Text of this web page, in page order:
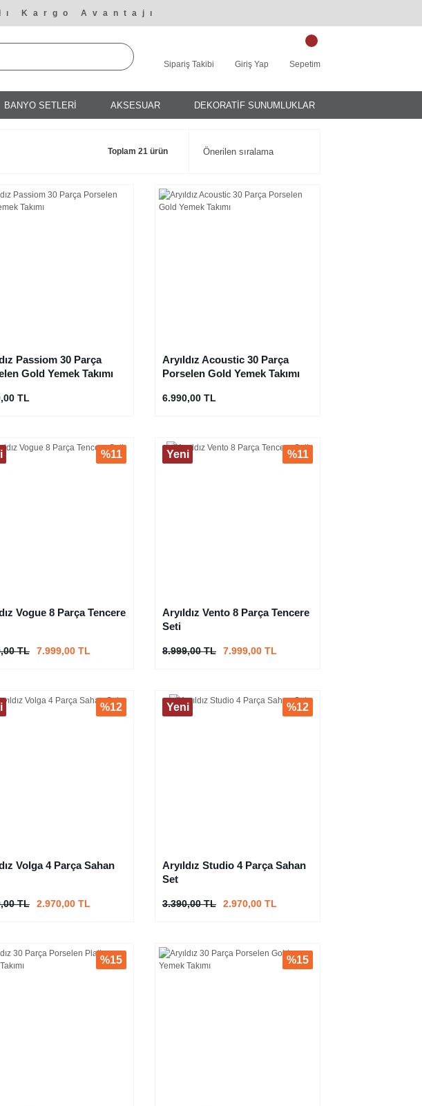
Kargo Avantajı
Sipariş Takibi Giriş Yap Sepetim
BANYO SETLERİ AKSESUAR DEKORATİF SUNUMLUKLAR
Toplam 21 ürün
Passiom 30 Parça
Gold Yemek Takımı
TL
Aryıldız Acoustic 30 Parça
Porselen Gold Yemek Takımı
6.990,00 TL
%11
Vogue 8 Parça Tencere
TL 7.999,00 TL
Yeni %11
Aryıldız Vento 8 Parça Tencere
Seti
8.999,00 TL 7.999,00 TL
%12
Volga 4 Parça Sahan
TL 2.970,00 TL
Yeni %12
Aryıldız Studio 4 Parça Sahan
Set
3.390,00 TL 2.970,00 TL
%15 %15